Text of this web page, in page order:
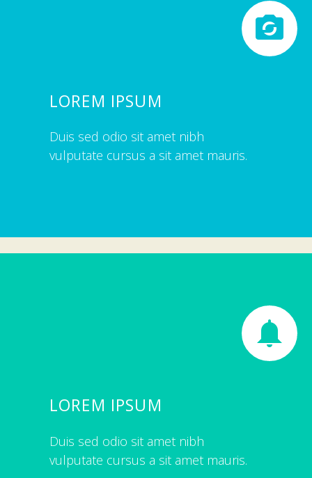


LOREM IPSUM
Duis sed odio sit amet nibh
vulputate cursus a sit amet mauris.


LOREM IPSUM
Duis sed odio sit amet nibh
vulputate cursus a sit amet mauris.